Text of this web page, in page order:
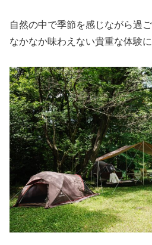
自然の中で季節を感じながら過
なかなか味わえない貴重な体験に